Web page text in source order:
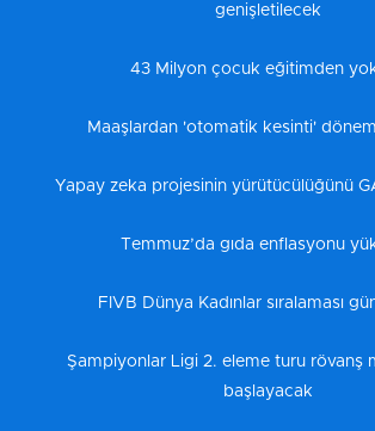
genişletilecek
43 Milyon çocuk eğitimden
Maaşlardan 'otomatik kesinti'
Yapay zeka projesinin yürütücülüğünü
Temmuz’da gıda enflasyonu
FIVB Dünya Kadınlar sıralaması
Şampiyonlar Ligi 2. eleme turu rövanş
başlayacak